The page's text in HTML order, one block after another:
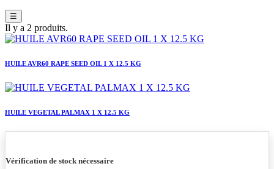
☰
Il y a 2 produits.
HUILE AVR60 RAPE SEED OIL 1 X 12.5 KG
HUILE VEGETAL PALMAX 1 X 12.5 KG
Vérification de stock nécessaire